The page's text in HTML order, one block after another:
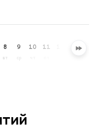
8
вт
9 10 11 13